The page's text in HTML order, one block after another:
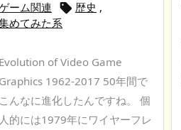
ーム関連
 歴史 ,
めてみた系
Evolution of Video Game
Graphics 1962-2017 50年間で
こんなに進化したんですね。 個
人的には1979年にワイヤーフレ